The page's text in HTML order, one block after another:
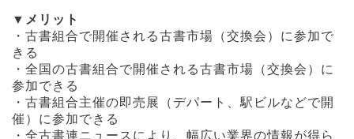
▼メリット
・古書組合で開催される古書市場（交換会）に参加で
きる
・全国の古書組合で開催される古書市場（交換会）に
参加できる
・古書組合主催の即売展（デパート、駅ビルなどで開
催）に参加できる
・全古書連ニュースにより、幅広い業界の情報が得ら